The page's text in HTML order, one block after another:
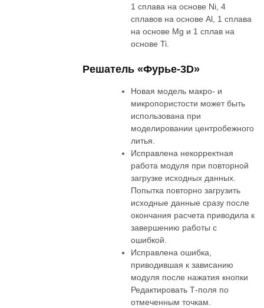
1 сплава на основе Ni, 4
сплавов на основе Al, 1 сплава
на основе Mg и 1 сплав на
основе Ti.
Решатель «Фурье-3D»
Новая модель макро- и
микропористости может быть
использована при
моделировании центробежного
литья.
Исправлена некорректная
работа модуля при повторной
загрузке исходных данных.
Попытка повторно загрузить
исходные данные сразу после
окончания расчета приводила к
завершению работы с
ошибкой.
Исправлена ошибка,
приводившая к зависанию
модуля после нажатия кнопки
Редактировать Т-поля по
отмеченным точкам.